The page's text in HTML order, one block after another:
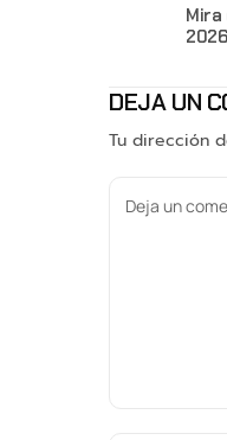
Mira
DEJA UN
Tu dirección